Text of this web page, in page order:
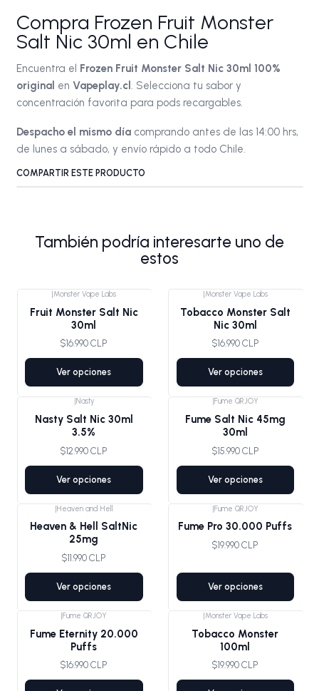
Compra Frozen Fruit Monster
Salt Nic 30ml en Chile
Encuentra el Frozen Fruit Monster Salt Nic 30ml 100%
original en Vapeplay.cl . Selecciona tu sabor y
concentración favorita para pods recargables.
Despacho el mismo díacomprando antes de las 14:00 hrs,
de lunes a sábado, y envío rápido a todo Chile.
COMPARTIR ESTE PRODUCTO
También podría interesarte uno de
estos
|Monster Vape Labs
Fruit Monster Salt Nic
30ml
$16.990 CLP
Ver opciones
Agotado
Monster Vape Labs
Tobacco Monster Salt
Nic 30ml
$16.990 CLP
Ver opciones
Nasty
Nasty Salt Nic 30ml
3.5%
$12.990 CLP
Ver opciones
Fume QRJOY
Fume Salt Nic 45mg
30ml
$15.990 CLP
Ver opciones
|Heaven and Hell
Heaven & Hell SaltNic
25mg
$11.990 CLP
Ver opciones
|Fume QRJOY
Fume Pro 30.000 Puffs
$19.990 CLP
Ver opciones
|Fume QRJOY
Fume Eternity 20.000
Puffs
$16.990 CLP
|Monster Vape Labs
Tobacco Monster
100ml
$19.990 CLP